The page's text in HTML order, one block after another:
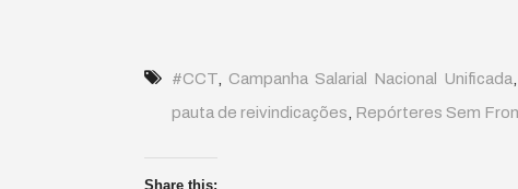
#CCT Campanha Salarial Nacional Unificada
pauta de reivindicações Repórteres Sem
Share this: